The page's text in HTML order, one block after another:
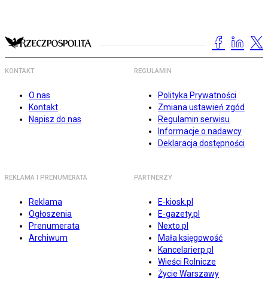
KONTAKT
O nas
Kontakt
Napisz do nas
REGULAMIN
Polityka Prywatności
Zmiana ustawień zgód
Regulamin serwisu
Informacje o nadawcy
Deklaracja dostępności
REKLAMA I PRENUMERATA
Reklama
Ogłoszenia
Prenumerata
Archiwum
PARTNERZY
E-kiosk.pl
E-gazety.pl
Nexto.pl
Mała księgowość
Kancelarierp.pl
Wieści Rolnicze
Życie Warszawy